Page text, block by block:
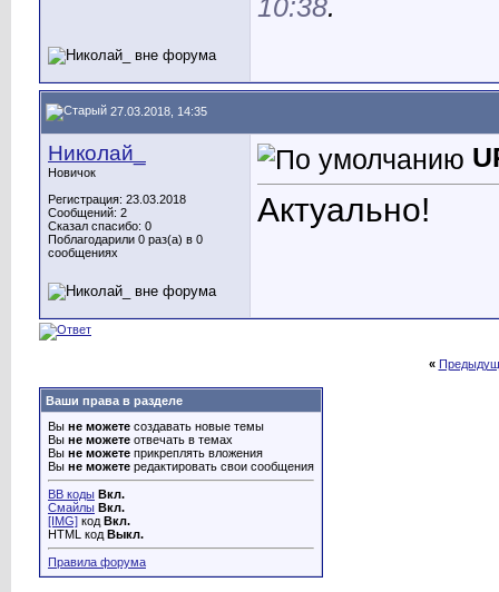
10:38.
27.03.2018, 14:35
Николай_
Новичок
Регистрация: 23.03.2018
Сообщений: 2
Сказал спасибо: 0
Поблагодарили 0 раз(а) в 0
сообщениях
Актуально!
«
Ваши права в разделе
Вы не можете создавать новые темы
Вы не можете отвечать в темах
Вы не можете прикреплять вложения
Вы не можете редактировать свои сообщения
BB коды Вкл.
Смайлы Вкл.
[IMG] код Вкл.
HTML код Выкл.
Правила форума